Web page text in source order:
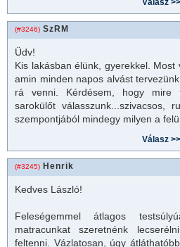
(#3246) SzRM
Üdv!
Kis lakásban élünk, gyerekkel. Most
amin minden napos alvást
rá venni. Kérdésem, hogy mire
sarokülőt válasszunk...szivacsos,
szempontjából mindegy milyen a
(#3245) Henrik
Kedves László!
Feleségemmel átlagos
matracunkat szeretnénk
feltenni. Vázlatosan, úgy